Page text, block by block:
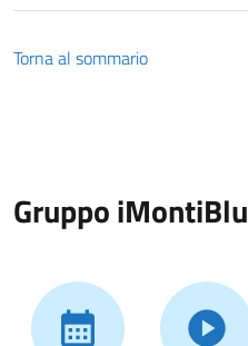
Torna al sommario
Gruppo iMontiBlu